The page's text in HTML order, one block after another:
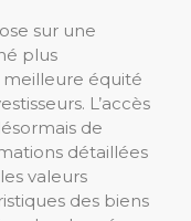
sur une
plus
meilleure équité
L’accès
de
détaillées
valeurs
des biens